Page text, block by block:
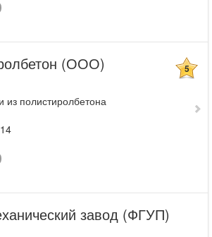
(ООО) 5
из полистиролбетона
завод (ФГУП)